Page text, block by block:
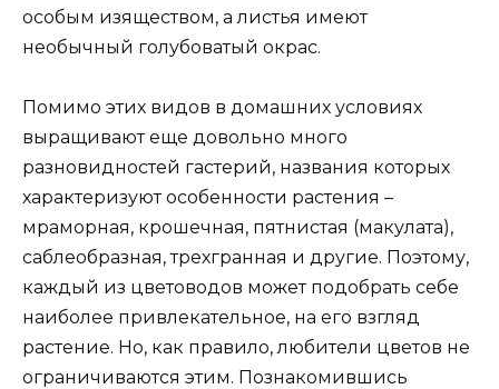
особым изяществом, а листья имеют
необычный голубоватый окрас.
Помимо этих видов в домашних условиях
выращивают еще довольно много
разновидностей гастерий, названия которых
характеризуют особенности растения –
мраморная, крошечная, пятнистая (макулата),
саблеобразная, трехгранная и другие. Поэтому,
каждый из цветоводов может подобрать себе
наиболее привлекательное, на его взгляд
растение. Но, как правило, любители цветов не
ограничиваются этим. Познакомившись